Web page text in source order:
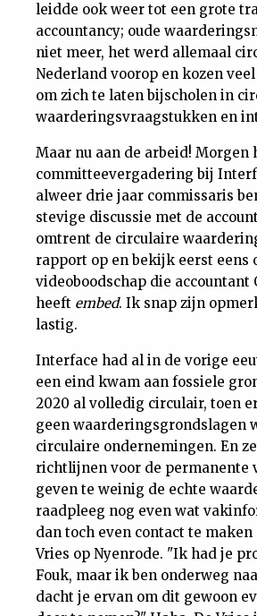
leidde ook weer tot een grote
accountancy; oude
niet meer, het werd allemaal
Nederland voorop en kozen
om zich te laten bijscholen in
waarderingsvraagstukken en
Maar nu aan de arbeid! Morgen
committeevergadering bij
alweer drie jaar commissaris
stevige discussie met de
omtrent de circulaire
rapport op en bekijk eerst eens
videoboodschap die accountant
heeft embed. Ik snap zijn
lastig.
Interface had al in de vorige
een eind kwam aan fossiele
2020 al volledig circulair, toen
geen waarderingsgrondslagen
circulaire ondernemingen. En
richtlijnen voor de permanente
geven te weinig de echte
raadpleeg nog even wat
dan toch even contact te
Vries op Nyenrode. "Ik had je
Fouk, maar ik ben onderweg
dacht je ervan om dit gewoon